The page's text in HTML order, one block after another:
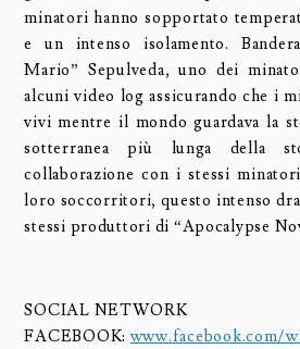
minatori hanno sopportato
e un intenso isolamento.
Mario” Sepulveda, uno dei
alcuni video log assicurando che i
vivi mentre il mondo guardava la
sotterranea più lunga della
collaborazione con i stessi
loro soccorritori, questo intenso
stessi produttori di “Apocalypse
SOCIAL NETWORK
FACEBOOK:www.facebook.com/